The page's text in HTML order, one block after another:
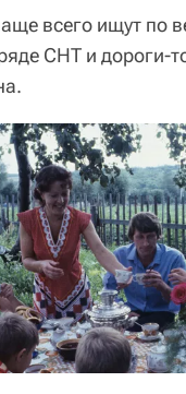
всего ищут по
СНТ и дороги-